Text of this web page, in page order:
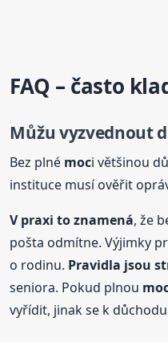
FAQ – často
Můžu vyzvednout
Bez plné moci většinou
instituce musí ověřit
V praxi to znamená, že
pošta odmítne. Výjimky
o rodinu. Pravidla jsou
seniora. Pokud plnou
vyřídit, jinak se k